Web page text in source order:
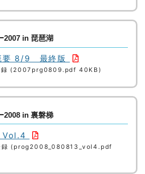
2007 in 琵琶湖
要 8/9 最終版
(2007prg0809.pdf 40KB)
2008 in 裏磐梯
Vol.4
(prog2008_080813_vol4.pdf